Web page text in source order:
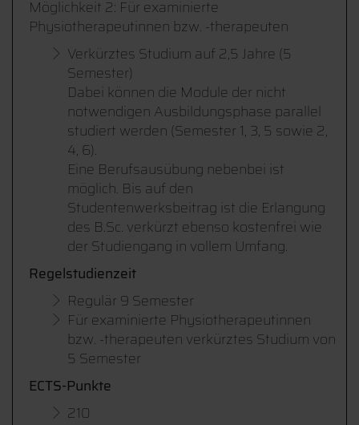
Möglichkeit 2: Für examinierte
Physiotherapeutinnen bzw. -therapeuten
Verkürztes Studium auf 2,5 Jahre (5
Semester)
Dabei können die Module der nicht
notwendigen Ausbildungsphase parallel
studiert werden (Semester 1, 3, 5 sowie 2,
4, 6).
Eine Berufsausübung nebenbei ist
möglich. Bis auf den
Studentenwerksbeitrag ist die Erlangung
des B.Sc. verkürzt ebenso kostenfrei wie
der Studiengang in vollem Umfang.
Regelstudienzeit
Regulär 9 Semester
Für examinierte Physiotherapeutinnen
bzw. -therapeuten verkürztes Studium von
5 Semester
ECTS-Punkte
210